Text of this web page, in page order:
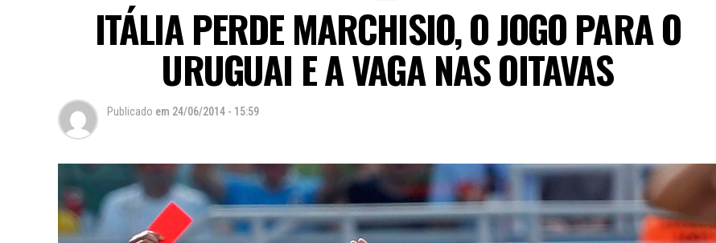
ITÁLIA PERDE MARCHISIO, O JOGO PARA O
URUGUAI E A VAGA NAS OITAVAS
Publicado em 24/06/2014 - 15:59